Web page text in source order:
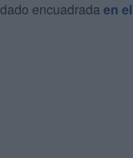
encuadrada en